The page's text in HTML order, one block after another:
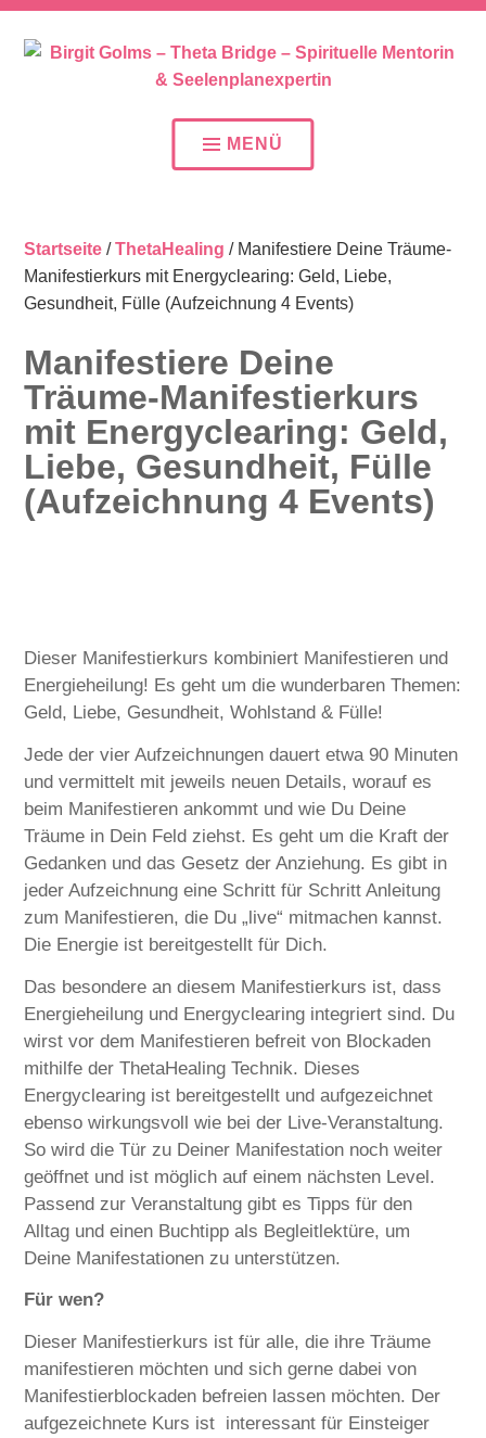
BIRGIT GOLMS – THETA
BRIDGE – SPIRITUELLE
MENTORIN &
MENÜ
Startseite /ThetaHealing / Manifestiere Deine Träume-
Manifestierkurs mit Energyclearing: Geld, Liebe,
Gesundheit, Fülle (Aufzeichnung 4 Events)
Manifestiere Deine
Träume-Manifestierkurs
mit Energyclearing: Geld,
Liebe, Gesundheit, Fülle
(Aufzeichnung 4 Events)
Dieser Manifestierkurs kombiniert Manifestieren und
Energieheilung! Es geht um die wunderbaren Themen:
Geld, Liebe, Gesundheit, Wohlstand & Fülle!
Jede der vier Aufzeichnungen dauert etwa 90 Minuten
und vermittelt mit jeweils neuen Details, worauf es
beim Manifestieren ankommt und wie Du Deine
Träume in Dein Feld ziehst. Es geht um die Kraft der
Gedanken und das Gesetz der Anziehung. Es gibt in
jeder Aufzeichnung eine Schritt für Schritt Anleitung
zum Manifestieren, die Du „live“ mitmachen kannst.
Die Energie ist bereitgestellt für Dich.
Das besondere an diesem Manifestierkurs ist, dass
Energieheilung und Energyclearing integriert sind. Du
wirst vor dem Manifestieren befreit von Blockaden
mithilfe der ThetaHealing Technik. Dieses
Energyclearing ist bereitgestellt und aufgezeichnet
ebenso wirkungsvoll wie bei der Live-Veranstaltung.
So wird die Tür zu Deiner Manifestation noch weiter
geöffnet und ist möglich auf einem nächsten Level.
Passend zur Veranstaltung gibt es Tipps für den
Alltag und einen Buchtipp als Begleitlektüre, um
Deine Manifestationen zu unterstützen.
Für wen?
Dieser Manifestierkurs ist für alle, die ihre Träume
manifestieren möchten und sich gerne dabei von
Manifestierblockaden befreien lassen möchten. Der
aufgezeichnete Kurs ist interessant für Einsteiger